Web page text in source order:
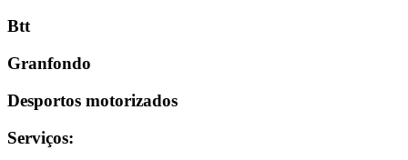
Btt
Granfondo
Desportos motorizados
Serviços: